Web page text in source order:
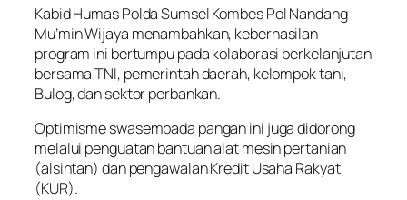
Kabid Humas Polda Sumsel Kombes Pol Nandang
Mu’min Wijaya menambahkan, keberhasilan
program ini bertumpu pada kolaborasi berkelanjutan
bersama TNI, pemerintah daerah, kelompok tani,
Bulog, dan sektor perbankan.
Optimisme swasembada pangan ini juga didorong
melalui penguatan bantuan alat mesin pertanian
(alsintan) dan pengawalan Kredit Usaha Rakyat
(KUR).